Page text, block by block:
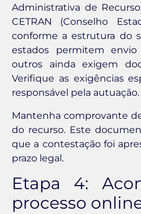
Administrativa de
CETRAN (Conselho
conforme a estrutura do
estados permitem
outros ainda exigem
Verifique as exigências
responsável pela autuação.
Mantenha comprovante
do recurso. Este
que a contestação foi
prazo legal.
Etapa 4:
processo